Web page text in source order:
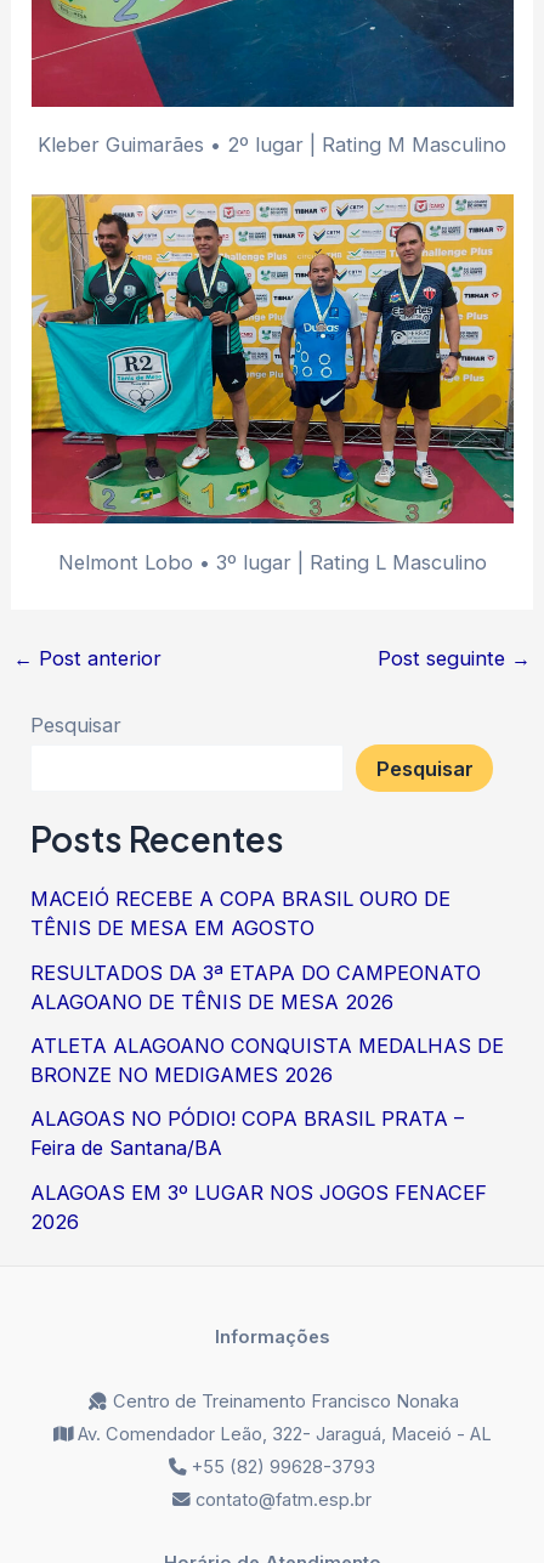
Kleber Guimarães • 2º lugar | Rating M Masculino
Nelmont Lobo • 3º lugar | Rating L Masculino
← Post anterior Post seguinte →
Pesquisar
Pesquisar
Posts Recentes
MACEIÓ RECEBE A COPA BRASIL OURO DE
TÊNIS DE MESA EM AGOSTO
RESULTADOS DA 3ª ETAPA DO CAMPEONATO
ALAGOANO DE TÊNIS DE MESA 2026
ATLETA ALAGOANO CONQUISTA MEDALHAS DE
BRONZE NO MEDIGAMES 2026
ALAGOAS NO PÓDIO! COPA BRASIL PRATA –
Feira de Santana/BA
ALAGOAS EM 3º LUGAR NOS JOGOS FENACEF
2026
Informações
Centro de Treinamento Francisco Nonaka
Av. Comendador Leão, 322- Jaraguá, Maceió - AL
+55 (82) 99628-3793
contato@fatm.esp.br